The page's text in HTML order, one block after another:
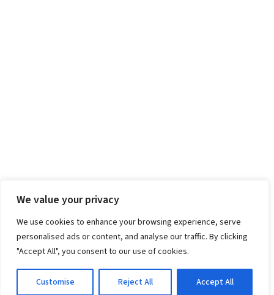
We value your privacy
We use cookies to enhance your browsing experience, serve
personalised ads or content, and analyse our traffic. By clicking
"Accept All", you consent to our use of cookies.
Customise Reject All Accept All